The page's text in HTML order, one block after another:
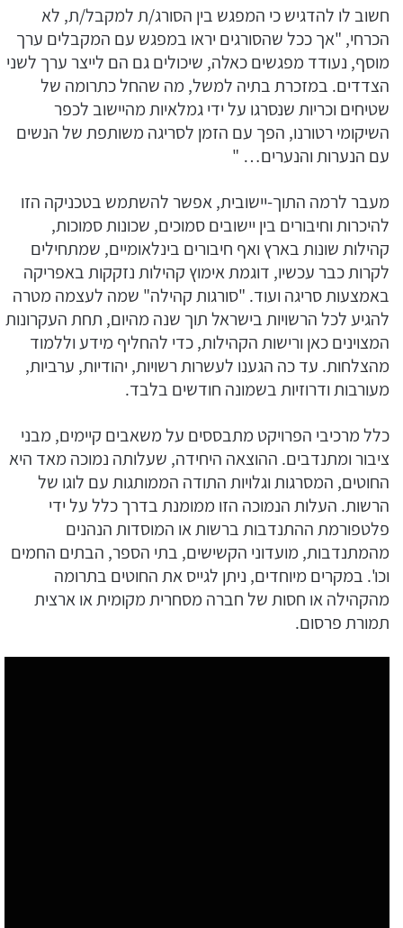
חשוב לו להדגיש כי המפגש בין הסורג/ת למקבל/ת, לא
הכרחי, "אך ככל שהסורגים יראו במפגש עם המקבלים ערך
מוסף, נעודד מפגשים כאלה, שיכולים גם הם לייצר ערך לשני
הצדדים. במזכרת בתיה למשל, מה שהחל כתרומה של
שטיחים וכריות שנסרגו על ידי גמלאיות מהיישוב לכפר
השיקומי רטורנו, הפך עם הזמן לסריגה משותפת של הנשים
עם הנערות והנערים… "
מעבר לרמה התוך-יישובית, אפשר להשתמש בטכניקה הזו
להיכרות וחיבורים בין יישובים סמוכים, שכונות סמוכות,
קהילות שונות בארץ ואף חיבורים בינלאומיים, שמתחילים
לקרות כבר עכשיו, דוגמת אימוץ קהילות נזקקות באפריקה
באמצעות סריגה ועוד. "סורגות קהילה" שמה לעצמה מטרה
להגיע לכל הרשויות בישראל תוך שנה מהיום, תחת העקרונות
המצוינים כאן ורישות הקהילות, כדי להחליף מידע וללמוד
מהצלחות. עד כה הגענו לעשרות רשויות, יהודיות, ערביות,
מעורבות ודרוזיות בשמונה חודשים בלבד.
כלל מרכיבי הפרויקט מתבססים על משאבים קיימים, מבני
ציבור ומתנדבים. ההוצאה היחידה, שעלותה נמוכה מאד היא
החוטים, המסרגות וגלויות התודה הממותגות עם לוגו של
הרשות. העלות הנמוכה הזו ממומנת בדרך כלל על ידי
פלטפורמת ההתנדבות ברשות או המוסדות הנהנים
מהמתנדבות, מועדוני הקשישים, בתי הספר, הבתים החמים
וכו'. במקרים מיוחדים, ניתן לגייס את החוטים בתרומה
מהקהילה או חסות של חברה מסחרית מקומית או ארצית
תמורת פרסום.